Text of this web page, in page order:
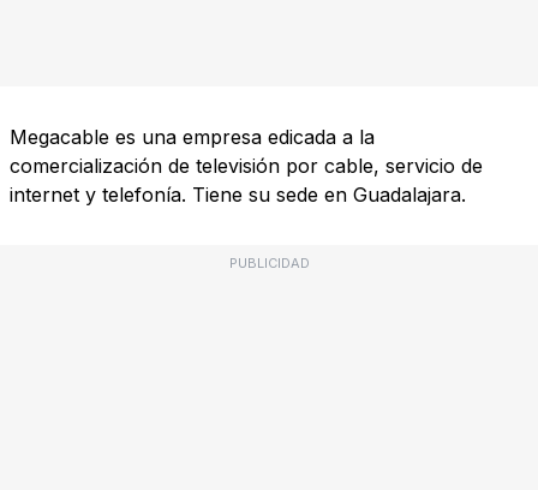
Megacable es una empresa edicada a la
comercialización de televisión por cable, servicio de
internet y telefonía. Tiene su sede en Guadalajara.
PUBLICIDAD